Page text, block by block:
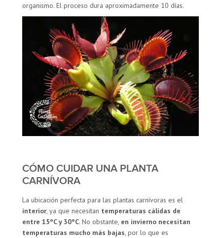
organismo. El proceso dura aproximadamente 10 días.
CÓMO CUIDAR UNA PLANTA
CARNÍVORA
La ubicación perfecta para las plantas carnívoras es el
interior, ya que necesitan temperaturas cálidas de
entre 15ºC y 30ºC. No obstante, en invierno necesitan
temperaturas mucho más bajas, por lo que es